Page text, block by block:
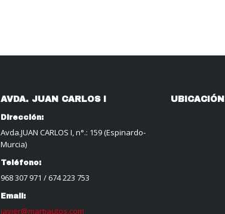
AVDA. JUAN CARLOS I
Dirección:
Avda.JUAN CARLOS I, n°.: 159 (Espinardo-
Murcia)
Teléfono:
968 307 971 / 674 223 753
Email:
javier@martiautos.com
UBICACIÓN